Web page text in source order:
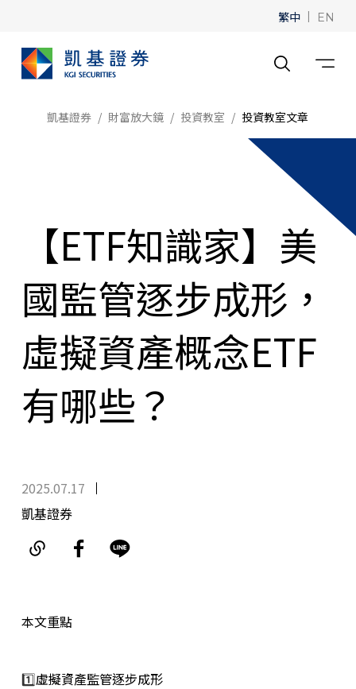
繁中 | EN
凱基證券 財富放大鏡 投資教室 投資教室文章
【ETF知識家】美
國監管逐步成形，
虛擬資產概念ETF
有哪些？
2025.07.17
凱基證券
本文重點
1️⃣虛擬資產監管逐步成形